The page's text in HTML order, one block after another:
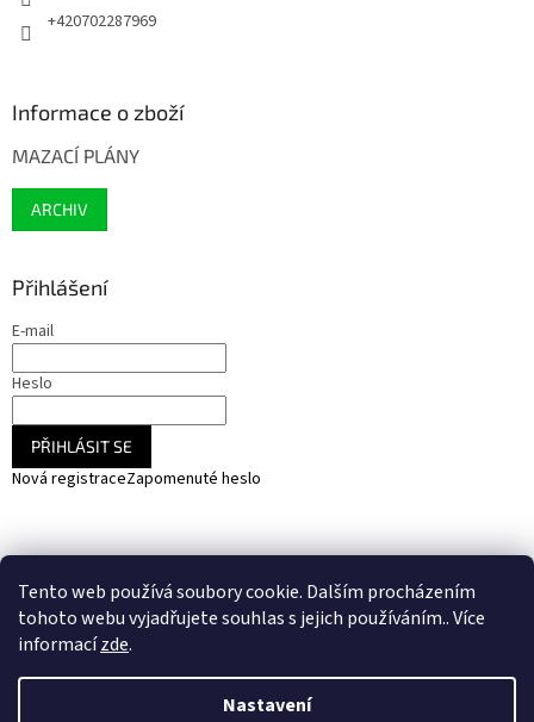
Tento web používá soubory cookie. Dalším procházením
tohoto webu vyjadřujete souhlas s jejich používáním.. Více
informacízde.
Nastavení
+420702287969
Informace o zboží
MAZACÍ PLÁNY
ARCHIV
Přihlášení
E-mail
Heslo
PŘIHLÁSIT SE
Nová registraceZapomenuté heslo
SOLARCZ.cz - Vše pro solární energie a fotovoltaiku
Vytvořil Shoptet